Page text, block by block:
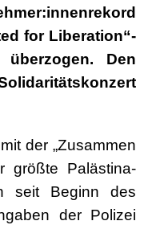
for Liberation“-
Den
der „Zusammen
größte Palästina-
seit Beginn des
der Polizei